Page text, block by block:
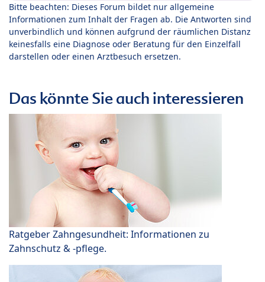
Bitte beachten: Dieses Forum bildet nur allgemeine
Informationen zum Inhalt der Fragen ab. Die Antworten sind
unverbindlich und können aufgrund der räumlichen Distanz
keinesfalls eine Diagnose oder Beratung für den Einzelfall
darstellen oder einen Arztbesuch ersetzen.
Das könnte Sie auch interessieren
Ratgeber Zahngesundheit: Informationen zu
Zahnschutz & -pflege.